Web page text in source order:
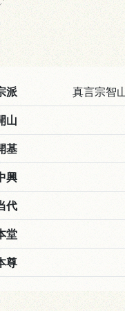
派
真言宗智
山
基
興
代
堂
尊